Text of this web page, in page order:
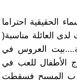
الحقيقية احتراما
العائلة مناسبة(
العروس في
الأطفال للعب في
قرب المسبح فسقطت